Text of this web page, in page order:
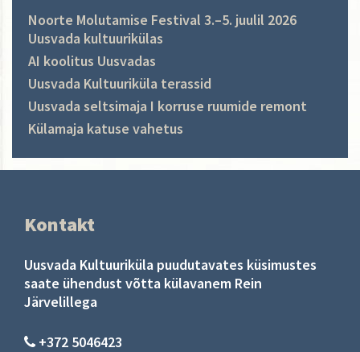
Noorte Molutamise Festival 3.–5. juulil 2026
Uusvada kultuurikülas
AI koolitus Uusvadas
Uusvada Kultuuriküla terassid
Uusvada seltsimaja I korruse ruumide remont
Külamaja katuse vahetus
Kontakt
Uusvada Kultuuriküla puudutavates küsimustes
saate ühendust võtta külavanem Rein
Järvelillega
+372 5046423